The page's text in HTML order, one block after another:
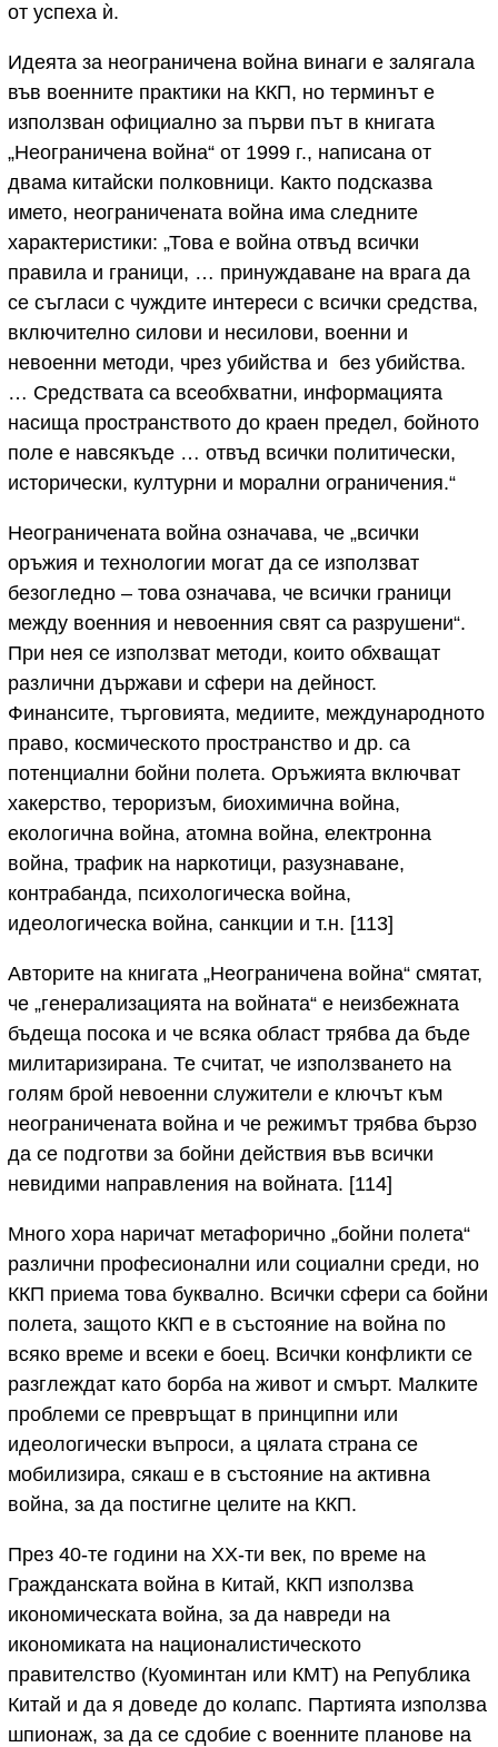
от успеха ѝ.
Идеята за неограничена война винаги е залягала
във военните практики на ККП, но терминът е
използван официално за първи път в книгата
„Неограничена война“ от 1999 г., написана от
двама китайски полковници. Както подсказва
името, неограничената война има следните
характеристики: „Това е война отвъд всички
правила и граници, … принуждаване на врага да
се съгласи с чуждите интереси с всички средства,
включително силови и несилови, военни и
невоенни методи, чрез убийства и без убийства.
… Средствата са всеобхватни, информацията
насища пространството до краен предел, бойното
поле е навсякъде … отвъд всички политически,
исторически, културни и морални ограничения.“
Неограничената война означава, че „всички
оръжия и технологии могат да се използват
безогледно – това означава, че всички граници
между военния и невоенния свят са разрушени“.
При нея се използват методи, които обхващат
различни държави и сфери на дейност.
Финансите, търговията, медиите, международното
право, космическото пространство и др. са
потенциални бойни полета. Оръжията включват
хакерство, тероризъм, биохимична война,
екологична война, атомна война, електронна
война, трафик на наркотици, разузнаване,
контрабанда, психологическа война,
идеологическа война, санкции и т.н. [113]
Авторите на книгата „Неограничена война“ смятат,
че „генерализацията на войната“ е неизбежната
бъдеща посока и че всяка област трябва да бъде
милитаризирана. Те считат, че използването на
голям брой невоенни служители е ключът към
неограничената война и че режимът трябва бързо
да се подготви за бойни действия във всички
невидими направления на войната. [114]
Много хора наричат метафорично „бойни полета“
различни професионални или социални среди, но
ККП приема това буквално. Всички сфери са бойни
полета, защото ККП е в състояние на война по
всяко време и всеки е боец. Всички конфликти се
разглеждат като борба на живот и смърт. Малките
проблеми се превръщат в принципни или
идеологически въпроси, а цялата страна се
мобилизира, сякаш е в състояние на активна
война, за да постигне целите на ККП.
През 40-те години на ХХ-ти век, по време на
Гражданската война в Китай, ККП използва
икономическата война, за да навреди на
икономиката на националистическото
правителство (Куоминтан или КМТ) на Република
Китай и да я доведе до колапс. Партията използва
шпионаж, за да се сдобие с военните планове на